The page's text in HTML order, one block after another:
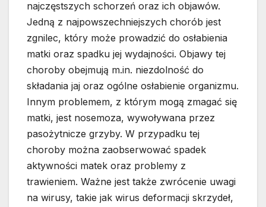
najczęstszych schorzeń oraz ich objawów.
Jedną z najpowszechniejszych chorób jest
zgnilec, który może prowadzić do osłabienia
matki oraz spadku jej wydajności. Objawy tej
choroby obejmują m.in. niezdolność do
składania jaj oraz ogólne osłabienie organizmu.
Innym problemem, z którym mogą zmagać się
matki, jest nosemoza, wywoływana przez
pasożytnicze grzyby. W przypadku tej
choroby można zaobserwować spadek
aktywności matek oraz problemy z
trawieniem. Ważne jest także zwrócenie uwagi
na wirusy, takie jak wirus deformacji skrzydeł,